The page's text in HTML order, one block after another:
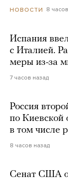
НОВОСТИ 8
Испания
с Италией.
меры из-за
7 часов назад
Россия
по Киевской
в том числе
8 часов назад
Сенат США